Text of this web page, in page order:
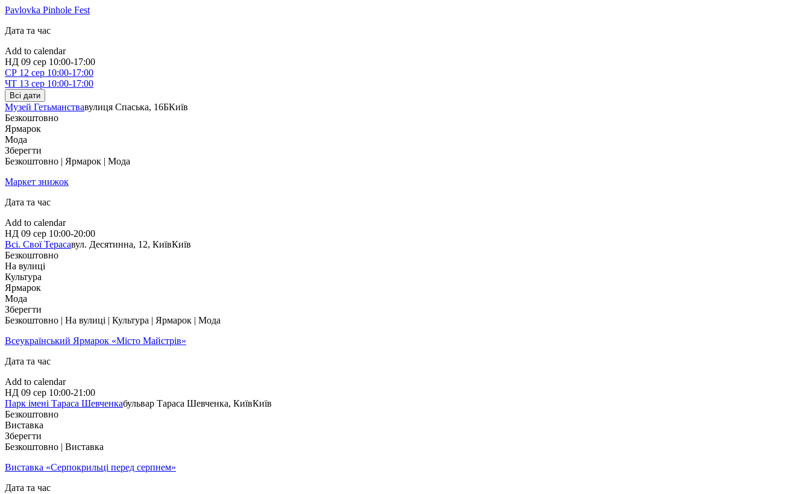
Pavlovka Pinhole Fest
Дата та час
Add to calendar
НД 09 сер 10:00-17:00
СР 12 сер 10:00-17:00
ЧТ 13 сер 10:00-17:00
Всі дати
Музей Гетьманствавулиця Спаська, 16БКиїв
Безкоштовно
Ярмарок
Мода
Зберегти
Безкоштовно | Ярмарок | Мода
Маркет знижок
Дата та час
Add to calendar
НД 09 сер 10:00-20:00
Всі. Свої Терасавул. Десятинна, 12, КиївКиїв
Безкоштовно
На вулиці
Культура
Ярмарок
Мода
Зберегти
Безкоштовно | На вулиці | Культура | Ярмарок | Мода
Всеукраїнський Ярмарок «Місто Майстрів»
Дата та час
Add to calendar
НД 09 сер 10:00-21:00
Парк імені Тараса Шевченкабульвар Тараса Шевченка, КиївКиїв
Безкоштовно
Виставка
Зберегти
Безкоштовно | Виставка
Виставка «Серпокрильці перед серпнем»
Дата та час